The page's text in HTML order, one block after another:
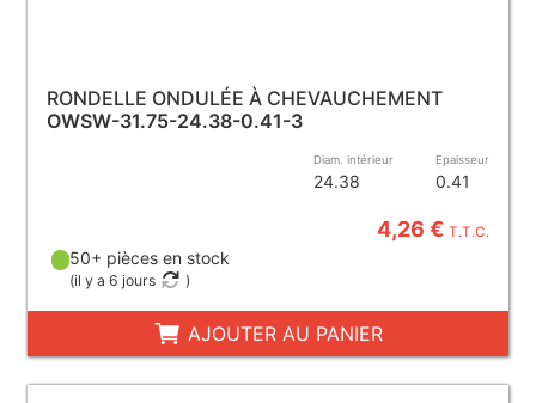
RONDELLE ONDULÉE À CHEVAUCHEMENT
OWSW-31.75-24.38-0.41-3
Diam. intérieur
24.38
Epaisseur
0.41
4,26 €T.T.C.
50+ pièces en stock
(il y a 6 jours )
AJOUTER AU PANIER